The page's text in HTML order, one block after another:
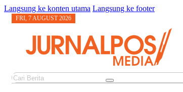
Langsung ke konten utama Langsung ke footer
FRI, 7 AUGUST 2026
Cari